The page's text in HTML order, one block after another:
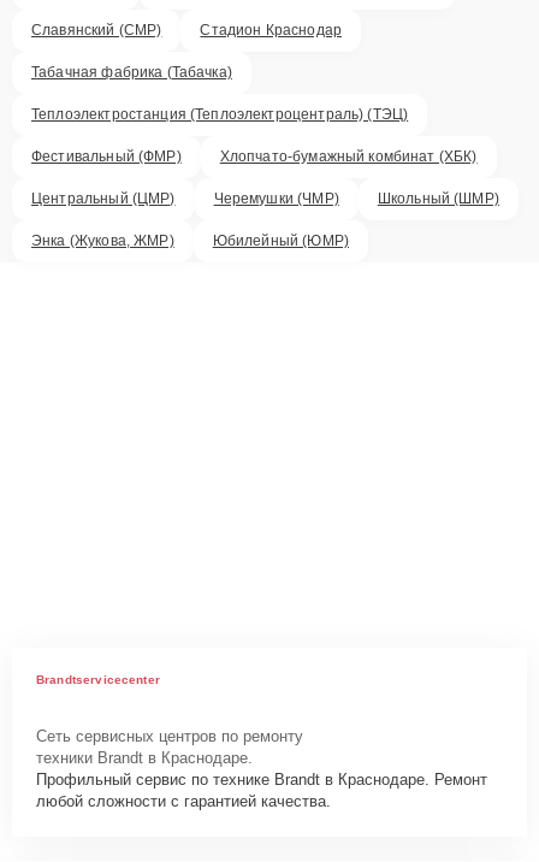
Славянский (СМР) Стадион Краснодар
Табачная фабрика (Табачка)
Теплоэлектростанция (Теплоэлектроцентраль) (ТЭЦ)
Фестивальный (ФМР) Хлопчато-бумажный комбинат (ХБК)
Центральный (ЦМР) Черемушки (ЧМР) Школьный (ШМР)
Энка (Жукова, ЖМР) Юбилейный (ЮМР)
Brandtservicecenter
Сеть сервисных центров по ремонту
техники Brandt в Краснодаре.
Профильный сервис по технике Brandt в Краснодаре. Ремонт
любой сложности с гарантией качества.